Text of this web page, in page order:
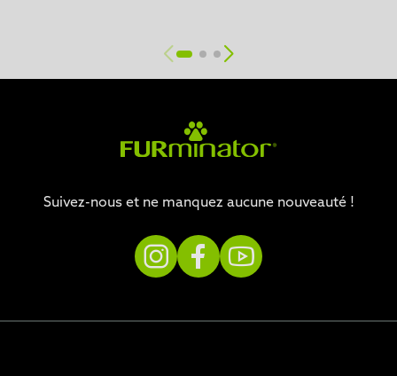
Suivez-nous et ne manquez aucune nouveauté !